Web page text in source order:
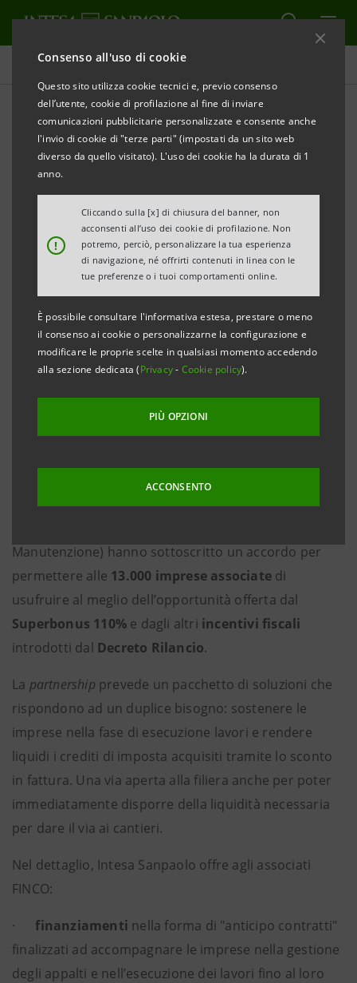
Consenso all'uso di cookie
Questo sito utilizza cookie tecnici e, previo consenso
dell’utente, cookie di profilazione al fine di inviare
comunicazioni pubblicitarie personalizzate e consente anche
l'invio di cookie di "terze parti" (impostati da un sito web
diverso da quello visitato). L'uso dei cookie ha la durata di 1
anno.
!
Cliccando sulla [x] di chiusura del banner, non
acconsenti all’uso dei cookie di profilazione. Non
potremo, perciò, personalizzare la tua esperienza
di navigazione, né offrirti contenuti in linea con le
tue preferenze o i tuoi comportamenti online.
È possibile consultare l'informativa estesa, prestare o meno
il consenso ai cookie o personalizzarne la configurazione e
modificare le proprie scelte in qualsiasi momento accedendo
alla sezione dedicata (Privacy- Cookie policy).
PIÙ OPZIONI
ACCONSENTO
Comunicati stampa
STAMPA AGGIORNA
COMUNICATO STAMPA
INTESA SANPAOLO E FINCO:
ACCORDO PER IL SOSTEGNO ALLE IMPRESE
ASSOCIATE
· Soluzioni innovative di finanziamento per
massimizzare gli incentivi di Superbonus,
Un supporto concreto per le 13.000 imprese
Milano, 29 settembre 2020–Intesa Sanpaolo
(Federazione Industria Prodotti Impianti e Servizi ed
Manutenzione) hanno sottoscritto un accordo per
permettere alle 13.000 imprese associate di
usufruire al meglio dell’opportunità offerta dal
Superbonus 110% e dagli altri incentivi fiscali
introdotti dal Decreto Rilancio.
La partnership prevede un pacchetto di soluzioni che
rispondono ad un duplice bisogno: sostenere le
imprese nella fase di esecuzione lavori e rendere
liquidi i crediti di imposta acquisiti tramite lo sconto
in fattura. Una via aperta alla filiera anche per poter
immediatamente disporre della liquidità necessaria
per dare il via ai cantieri.
Nel dettaglio, Intesa Sanpaolo offre agli associati
FINCO:
· finanziamenti nella forma di "anticipo contratti"
finalizzati ad accompagnare le imprese nella gestione
degli appalti e nell’esecuzione dei lavori fino al loro